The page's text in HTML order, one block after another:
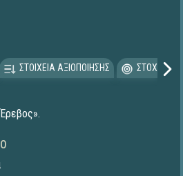
ΣΤΟΙΧΕΙΑ ΑΞΙΟΠΟΙΗΣΗΣ